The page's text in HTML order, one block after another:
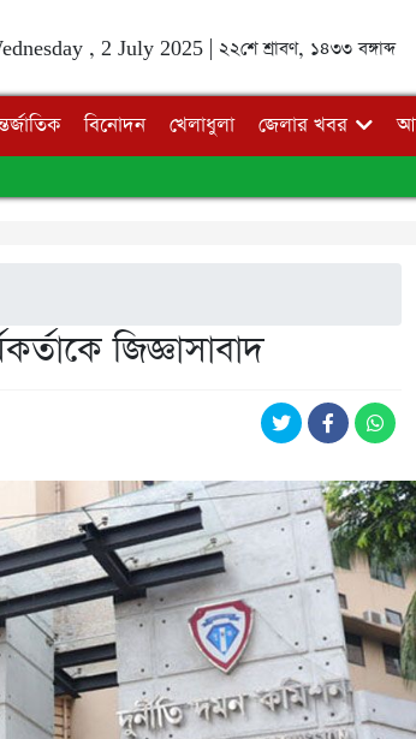
, 2 July 2025 | ২২শে শ্রাবণ, ১৪৩৩ বঙ্গাব্দ
বিনোদন খেলাধুলা জেলার খবর
জিজ্ঞাসাবাদ